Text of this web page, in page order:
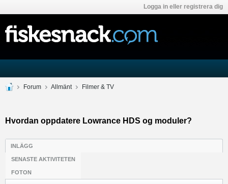
Logga in eller registrera dig
Forum Allmänt Filmer & TV
Hvordan oppdatere Lowrance HDS og moduler?
INLÄGG
SENASTE AKTIVITETEN
FOTON